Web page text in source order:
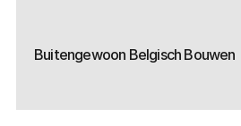
Buitengewoon Belgisch Bouwen